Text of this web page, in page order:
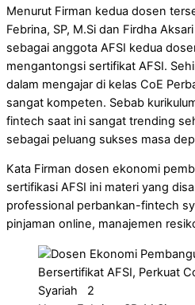
Menurut Firman kedua dosen
Febrina, SP, M.Si dan Firdha
sebagai anggota AFSI kedua
mengantongsi sertifikat AFSI.
dalam mengajar di kelas CoE
sangat kompeten. Sebab
fintech saat ini sangat trending
sebagai peluang sukses masa
Kata Firman dosen ekonomi
sertifikasi AFSI ini materi yang
professional perbankan-fintech
pinjaman online, manajemen